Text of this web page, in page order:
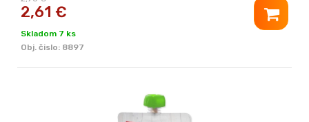
2,61 €
Skladom 7 ks
Obj. čislo: 8897